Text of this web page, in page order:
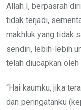
Allah I, berpasrah
tidak terjadi,
makhluk yang tidak
sendiri, lebih-lebih
telah diucapkan oleh
“Hai kaumku, jika
dan peringatanku